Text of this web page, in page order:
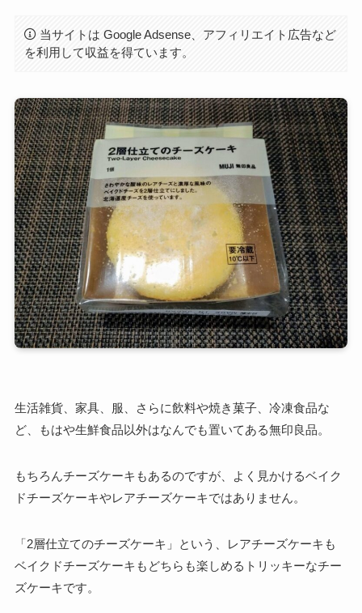
当サイトは Google Adsense、アフィリエイト広告など
を利用して収益を得ています。
生活雑貨、家具、服、さらに飲料や焼き菓子、冷凍食品な
ど、もはや生鮮食品以外はなんでも置いてある無印良品。
もちろんチーズケーキもあるのですが、よく見かけるベイク
ドチーズケーキやレアチーズケーキではありません。
「2層仕立てのチーズケーキ」という、レアチーズケーキも
ベイクドチーズケーキもどちらも楽しめるトリッキーなチー
ズケーキです。